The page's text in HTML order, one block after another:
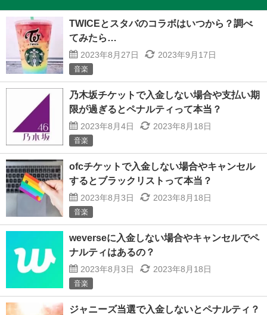
TWICEとスタバのコラボはいつから？調べ
てみたら…
2023年8月27日 2023年9月17日
音楽
乃木坂チケットで入金しない場合や支払い期
限が過ぎるとペナルティって本当？
2023年8月4日 2023年8月18日
音楽
ofcチケットで入金しない場合やキャンセル
するとブラックリストって本当？
2023年8月3日 2023年8月18日
音楽
weverseに入金しない場合やキャンセルでペ
ナルティはあるの？
2023年8月3日 2023年8月18日
音楽
ジャニーズ当選で入金しないとペナルティ？